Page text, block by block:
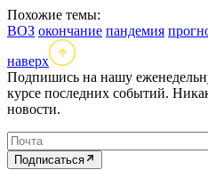
Похожие темы:
ВОЗ окончание пандемия
наверх
Подпишись на нашу
курсе последних событий.
новости.
Подписаться